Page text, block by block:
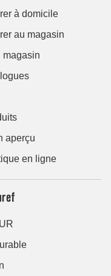
à domicile
au magasin
magasin
aperçu
en ligne